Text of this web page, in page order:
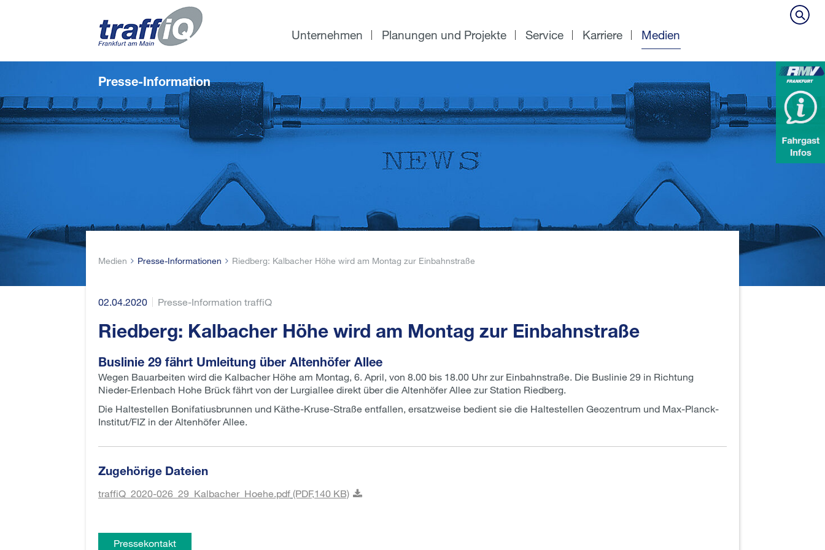
Unternehmen Planungen und Projekte Service Karriere Medien
Presse-Information
Medien Presse-Informationen Riedberg: Kalbacher Höhe wird am Montag zur Einbahnstraße
02.04.2020 Presse-Information traffiQ
Riedberg: Kalbacher Höhe wird am Montag zur Einbahnstraße
Buslinie 29 fährt Umleitung über Altenhöfer Allee
Wegen Bauarbeiten wird die Kalbacher Höhe am Montag, 6. April, von 8.00 bis 18.00 Uhr zur Einbahnstraße. Die Buslinie 29 in Richtung
Nieder-Erlenbach Hohe Brück fährt von der Lurgiallee direkt über die Altenhöfer Allee zur Station Riedberg.
Die Haltestellen Bonifatiusbrunnen und Käthe-Kruse-Straße entfallen, ersatzweise bedient sie die Haltestellen Geozentrum und Max-Planck-
Institut/FIZ in der Altenhöfer Allee.
Zugehörige Dateien
traffiQ_2020-026_29_Kalbacher_Hoehe.pdf (PDF,140 KB)
Pressekontakt